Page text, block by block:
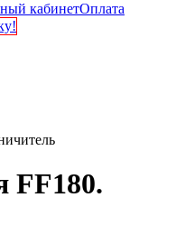
кабинетОплата
FF180.